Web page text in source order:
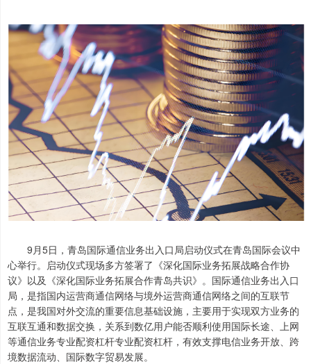
9月5日，青岛国际通信业务出入口局启动仪式在青岛国际会议中
心举行。启动仪式现场多方签署了《深化国际业务拓展战略合作协
议》以及《深化国际业务拓展合作青岛共识》。国际通信业务出入口
局，是指国内运营商通信网络与境外运营商通信网络之间的互联节
点，是我国对外交流的重要信息基础设施，主要用于实现双方业务的
互联互通和数据交换，关系到数亿用户能否顺利使用国际长途、上网
等通信业务专业配资杠杆专业配资杠杆，有效支撑电信业务开放、跨
境数据流动、国际数字贸易发展。